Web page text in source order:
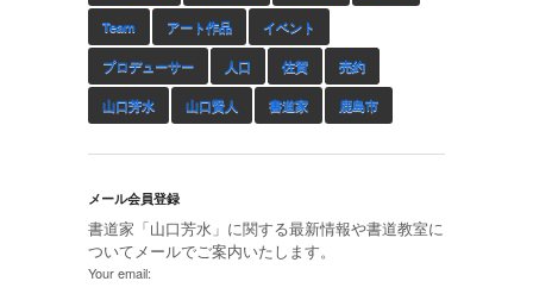
Team アート作品 イベント
プロデューサー 人口 佐賀 売約
山口芳水 山口賢人 書道家 鹿島市
メール会員登録
書道家「山口芳水」に関する最新情報や書道教室に
ついてメールでご案内いたします。
Your email: